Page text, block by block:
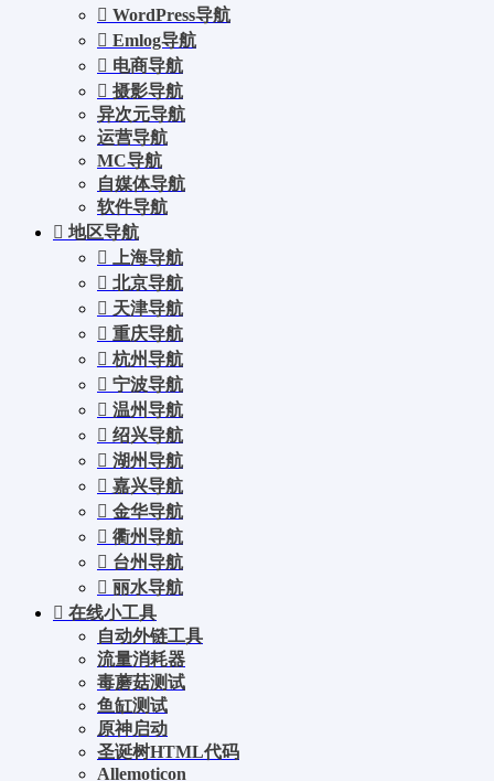
WordPress导航
Emlog导航
电商导航
摄影导航
异次元导航
运营导航
MC导航
自媒体导航
软件导航
地区导航
上海导航
北京导航
天津导航
重庆导航
杭州导航
宁波导航
温州导航
绍兴导航
湖州导航
嘉兴导航
金华导航
衢州导航
台州导航
丽水导航
在线小工具
自动外链工具
流量消耗器
毒蘑菇测试
鱼缸测试
原神启动
圣诞树HTML代码
Allemoticon